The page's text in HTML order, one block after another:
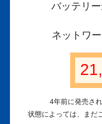
バッテリ
ネットワ
4年前に発売さ
状態によっては、まだ